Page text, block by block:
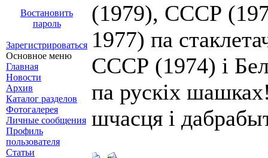
Востановить
пароль
Зарегистрироваться
Основное меню
Главная
Новости
Архив
Каталог разделов
Фотогалерея
Личные сообщения
Профиль
пользователя
Статьи
(1979), СССР
1977) па
СССР (1974) і
па рускіх
шчасця і